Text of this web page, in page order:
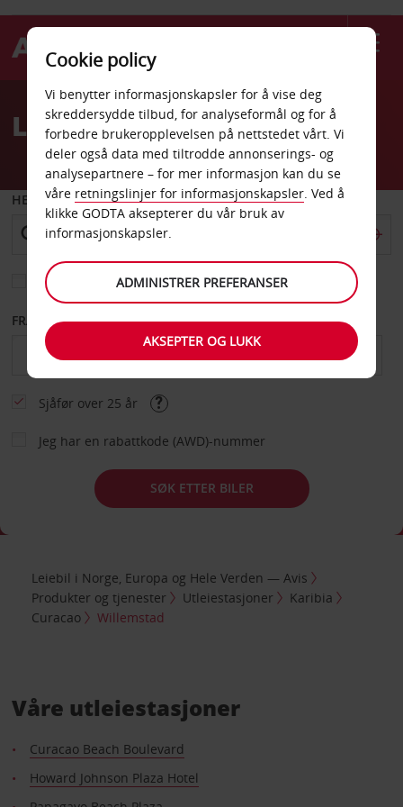
Welcome
AvisLeiebil Willemstad
HENT FRA
Velg et annet leveringssted
FRA DATO TIL DATO
Sjåfør over 25 år
Jeg har en rabattkode (AWD)-nummer
SØK ETTER BILER
Leiebil i Norge, Europa og Hele Verden — Avis
Produkter og tjenester
Utleiestasjoner
Karibia
Curacao
Willemstad
Våre utleiestasjoner
Curacao Beach Boulevard
Howard Johnson Plaza Hotel
Cookie policy
Vi benytter informasjonskapsler for å vise deg
skreddersydde tilbud, for analyseformål og for å
forbedre brukeropplevelsen på nettstedet vårt. Vi
deler også data med tiltrodde annonserings- og
analysepartnere – for mer informasjon kan du se
våre retningslinjer for informasjonskapsler. Ved å
klikke GODTA aksepterer du vår bruk av
informasjonskapsler.
ADMINISTRER PREFERANSER
AKSEPTER OG LUKK